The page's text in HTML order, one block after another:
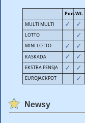
Newsy